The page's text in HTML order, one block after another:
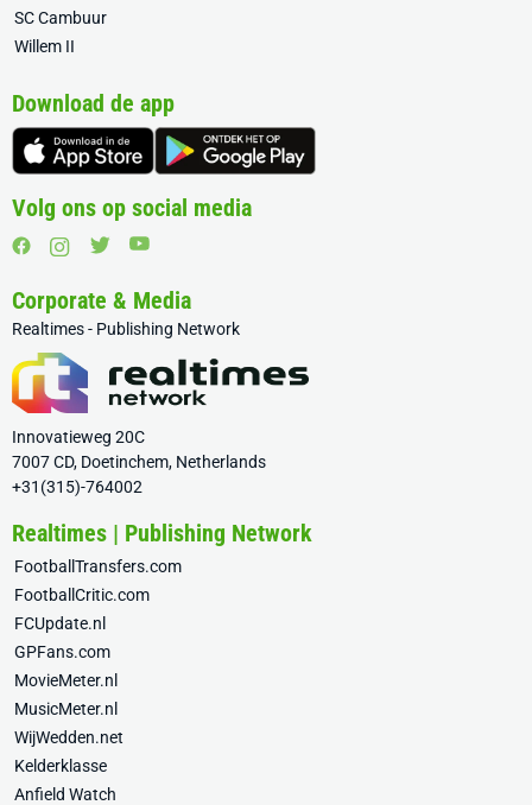
SC Cambuur
Willem II
Download de app
Volg ons op social media
Corporate & Media
Realtimes - Publishing Network
Innovatieweg 20C
7007 CD, Doetinchem, Netherlands
+31(315)-764002
Realtimes | Publishing Network
FootballTransfers.com
FootballCritic.com
FCUpdate.nl
GPFans.com
MovieMeter.nl
MusicMeter.nl
WijWedden.net
Kelderklasse
Anfield Watch